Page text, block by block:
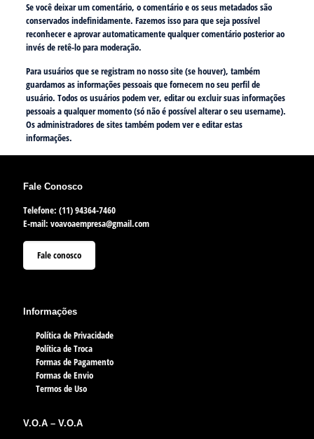
Se você deixar um comentário, o comentário e os seus metadados são
conservados indefinidamente. Fazemos isso para que seja possível
reconhecer e aprovar automaticamente qualquer comentário posterior ao
invés de retê-lo para moderação.
Para usuários que se registram no nosso site (se houver), também
guardamos as informações pessoais que fornecem no seu perfil de
usuário. Todos os usuários podem ver, editar ou excluir suas informações
pessoais a qualquer momento (só não é possível alterar o seu username).
Os administradores de sites também podem ver e editar estas
informações.
Fale Conosco
Telefone: (11) 94364-7460
E-mail: voavoaempresa@gmail.com
Fale conosco
Informações
Política de Privacidade
Política de Troca
Formas de Pagamento
Formas de Envio
Termos de Uso
V.O.A – V.O.A